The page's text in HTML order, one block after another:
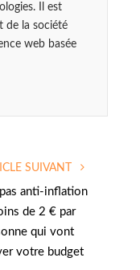
Il est
de la société
web basée
SUIVANT
anti-inflation
de 2 € par
qui vont
votre budget